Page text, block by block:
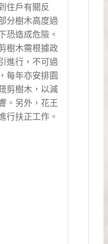
住戶有關反
分樹木高度過
恐造成危險。
樹木需根據政
進行，不可過
每年亦安排園
剪樹木，以減
。另外，花王
行扶正工作。